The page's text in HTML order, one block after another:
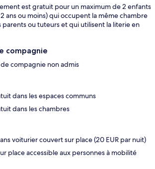
est gratuit pour un maximum de 2 enfants
ans ou moins) qui occupent la même chambre
parents ou tuteurs et qui utilisent la literie en
compagnie
compagnie non admis
dans les espaces communs
dans les chambres
voiturier couvert sur place (20 EUR par nuit)
place accessible aux personnes à mobilité